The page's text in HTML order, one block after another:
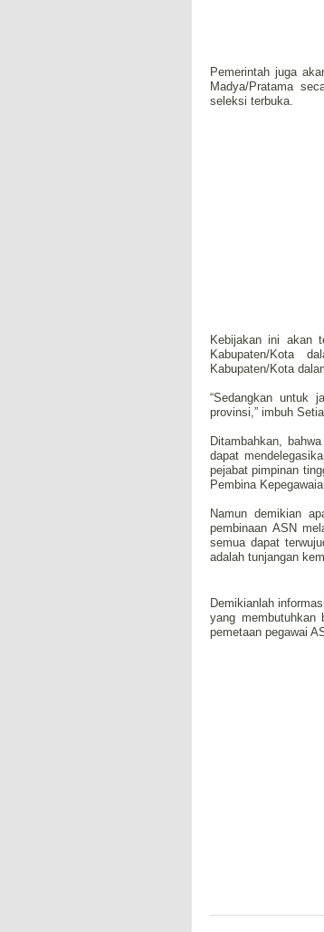
Pemerintah juga
Madya/Pratama
seleksi terbuka.
Kebijakan ini akan
Kabupaten/Kota
Kabupaten/Kota
“Sedangkan untuk
provinsi,” imbuh
Ditambahkan,
dapat
pejabat pimpinan
Pembina
Namun demikian
pembinaan ASN
semua dapat
adalah tunjangan
Demikianlah
yang membutuhkan
pemetaan pegawai